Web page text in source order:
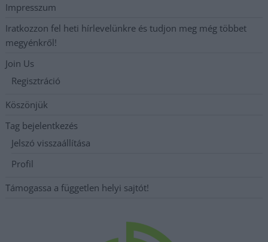
Impresszum
Iratkozzon fel heti hírlevelünkre és tudjon meg még többet
megyénkről!
Join Us
Regisztráció
Köszönjük
Tag bejelentkezés
Jelszó visszaállítása
Profil
Támogassa a független helyi sajtót!